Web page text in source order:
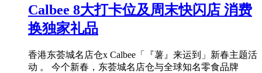
Calbee 8大打卡位及周末快闪店 消费
换独家礼品
香港东荟城名店仓x Calbee「『薯』来运到」新春主题活
动 。 今个新春，东荟城名店仓与全球知名零食品牌